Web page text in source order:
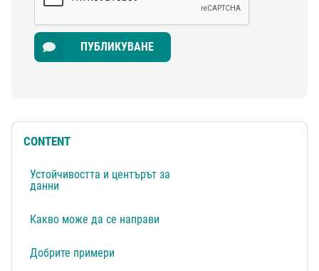
ПУБЛИКУВАНЕ
CONTENT
Устойчивостта и центърът за
данни
Какво може да се направи
Добрите примери